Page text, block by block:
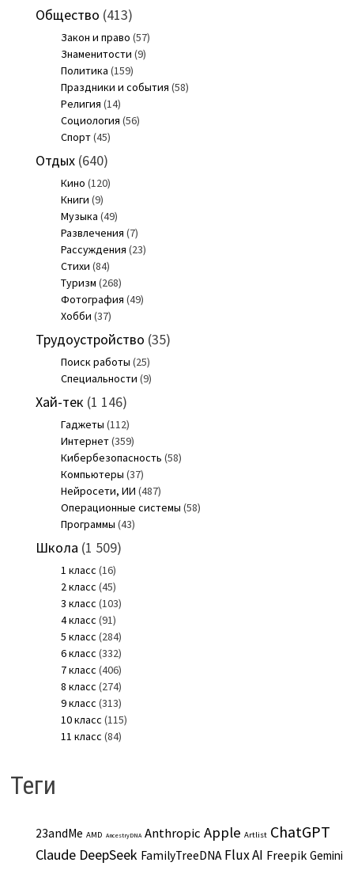
Общество (413)
Закон и право (57)
Знаменитости (9)
Политика (159)
Праздники и события (58)
Религия (14)
Социология (56)
Спорт(45)
Отдых(640)
Кино (120)
Книги (9)
Музыка (49)
Развлечения (7)
Рассуждения (23)
Стихи (84)
Туризм (268)
Фотография (49)
Хобби (37)
Трудоустройство (35)
Поиск работы (25)
Специальности (9)
Хай-тек (1 146)
Гаджеты (112)
Интернет(359)
Кибербезопасность (58)
Компьютеры (37)
Нейросети, ИИ (487)
Операционные системы (58)
Программы (43)
Школа (1 509)
1 класс (16)
2 класс (45)
3 класс (103)
4 класс (91)
5 класс (284)
6 класс (332)
7 класс (406)
8 класс (274)
9 класс (313)
10 класс (115)
11 класс (84)
Теги
23andMe AMD AncestryDNA Anthropic Apple Artlist ChatGPT
Claude DeepSeek FamilyTreeDNA Flux AI Freepik Gemini